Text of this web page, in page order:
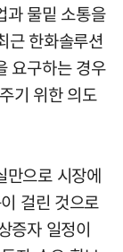
과 물밑 소통을
근 한화솔루션
요구하는 경우
기 위한 의도
만으로 시장에
걸린 것으로
증자 일정이